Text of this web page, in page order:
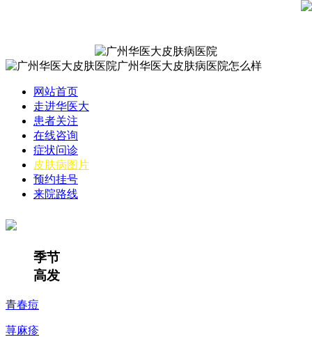
网站首页
走进华医大
患者关注
在线咨询
症状问诊
皮肤病图片
预约挂号
来院路线
季节
高发
青春痘
荨麻疹